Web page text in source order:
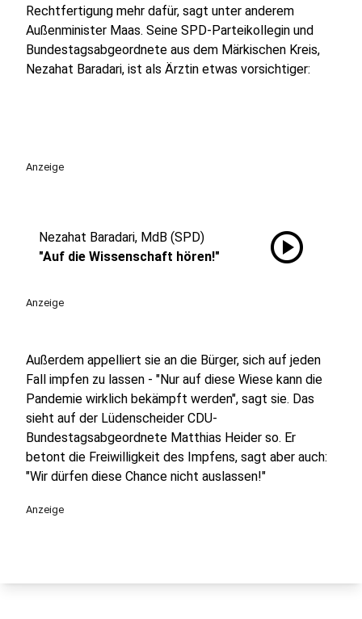
Rechtfertigung mehr dafür, sagt unter anderem
Außenminister Maas. Seine SPD-Parteikollegin und
Bundestagsabgeordnete aus dem Märkischen Kreis,
Nezahat Baradari, ist als Ärztin etwas vorsichtiger:
Anzeige
Nezahat Baradari, MdB (SPD)
"Auf die Wissenschaft hören!"
play_circle
Anzeige
Außerdem appelliert sie an die Bürger, sich auf jeden
Fall impfen zu lassen - "Nur auf diese Wiese kann die
Pandemie wirklich bekämpft werden", sagt sie. Das
sieht auf der Lüdenscheider CDU-
Bundestagsabgeordnete Matthias Heider so. Er
betont die Freiwilligkeit des Impfens, sagt aber auch:
"Wir dürfen diese Chance nicht auslassen!"
Anzeige